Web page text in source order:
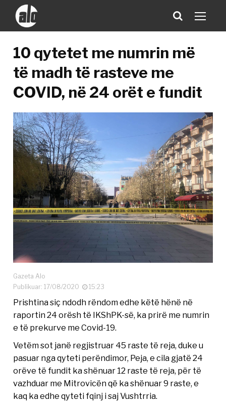
10 qytetet me numrin më
të madh të rasteve me
COVID, në 24 orët e fundit
Gazeta Alo
Publikuar: 17/08/2020
15:23
Prishtina siç ndodh rëndom edhe këtë hënë në
raportin 24 orësh të IKShPK-së, ka prirë me numrin
e të prekurve me Covid-19.
Vetëm sot janë regjistruar 45 raste të reja, duke u
pasuar nga qyteti perëndimor, Peja, e cila gjatë 24
orëve të fundit ka shënuar 12 raste të reja, për të
vazhduar me Mitrovicën që ka shënuar 9 raste, e
kaq ka edhe qyteti fqinj i saj Vushtrria.